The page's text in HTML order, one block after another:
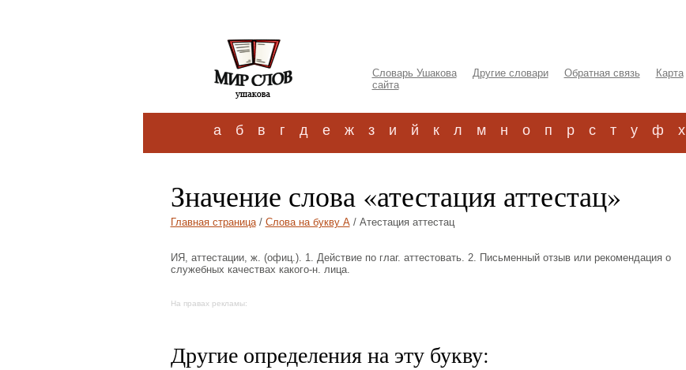
Словарь Ушакова Другие словари Обратная связь
Карта
сайта
а б в г д е ж з и й к л м н о п р с т у ф х
Значение слова «атестация аттестац»
Главная страница/ Слова на букву А/ Атестация аттестац
ИЯ, аттестации, ж. (офиц.). 1. Действие по глаг. аттестовать. 2. Письменный отзыв или рекомендация о
служебных качествах какого-н. лица.
На правах рекламы:
Другие определения на эту букву: